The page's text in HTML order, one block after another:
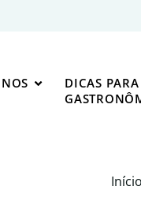
DICAS
Início